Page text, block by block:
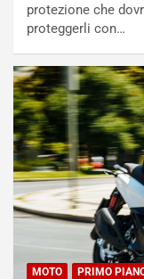
protezione che
proteggerli con…
MOTO PRIMO